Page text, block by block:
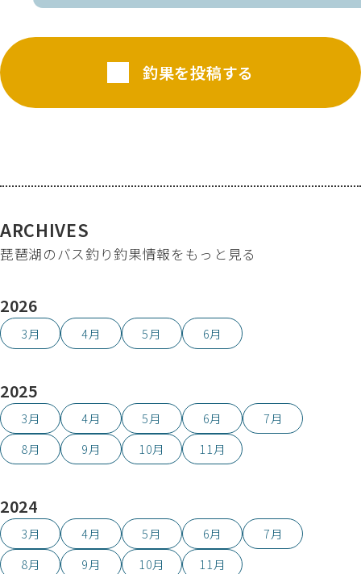
釣果を投稿する
ARCHIVES
琵琶湖のバス釣り釣果情報をもっと見る
2026
3月 4月 5月 6月
2025
3月 4月 5月 6月
7月
8月
9月 10月 11月
2024
3月 4月 5月 6月
7月
8月
9月 10月 11月